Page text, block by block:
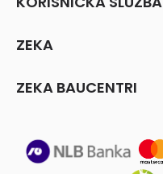
ZEKA
ZEKA BAUCENTRI